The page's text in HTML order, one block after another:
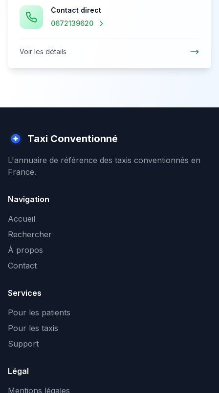
Contact direct
0672139620
Voir les détails
Taxi Conventionné
L'annuaire de référence des taxis conventionnés en
France.
Navigation
Accueil
Rechercher
À propos
Contact
Services
Pour les patients
Pour les taxis
Support
Légal
Mentions légales